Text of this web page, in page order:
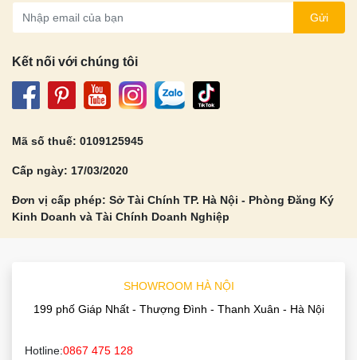
Gửi
Kết nối với chúng tôi
Mã số thuế: 0109125945
Cấp ngày: 17/03/2020
Đơn vị cấp phép: Sở Tài Chính TP. Hà Nội - Phòng Đăng Ký
Kinh Doanh và Tài Chính Doanh Nghiệp
SHOWROOM HÀ NỘI
199 phố Giáp Nhất - Thượng Đình - Thanh Xuân - Hà Nội
Hotline:0867 475 128